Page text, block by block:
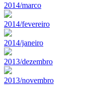
2014/marco
2014/fevereiro
2014/janeiro
2013/dezembro
2013/novembro